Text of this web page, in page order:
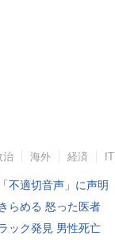
治 海外 経済 IT
不適切音声」に声明
らめる 怒った医者
ック発見 男性死亡